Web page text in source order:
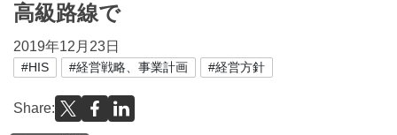
高級路線で
2019年12月23日
#HIS #経営戦略、事業計画 #経営方針
Share: